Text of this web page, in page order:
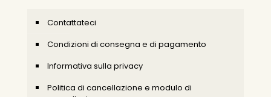
Contattateci
Condizioni di consegna e di pagamento
Informativa sulla privacy
Politica di cancellazione e modulo di